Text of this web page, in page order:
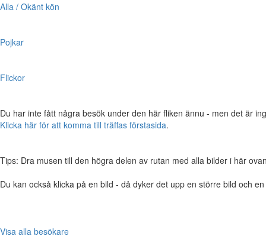
Alla / Okänt kön
Pojkar
Flickor
Du har inte fått några besök under den här fliken ännu - men det är
Klicka här för att komma till träffas förstasida.
Tips: Dra musen till den högra delen av rutan med alla bilder i här
Du kan också klicka på en bild - då dyker det upp en större bild och
Visa alla besökare